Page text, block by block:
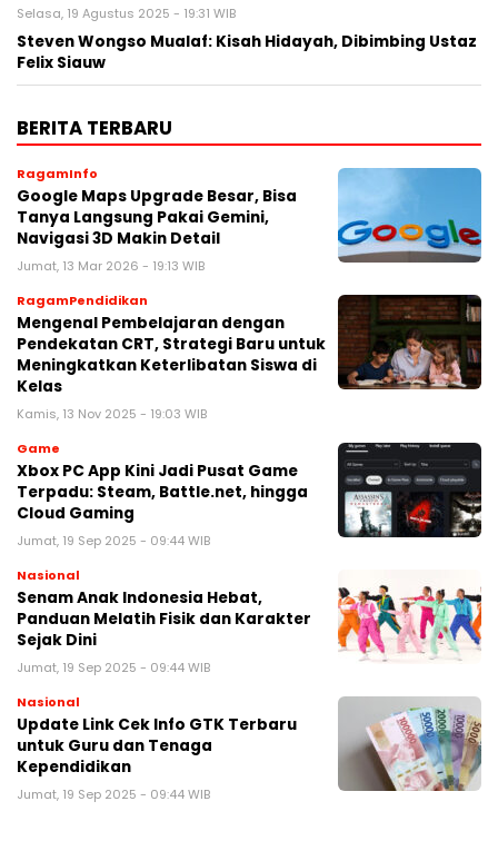
Selasa, 19 Agustus 2025 - 19:31 WIB
Steven Wongso Mualaf: Kisah Hidayah, Dibimbing Ustaz
Felix Siauw
BERITA TERBARU
RagamInfo
Google Maps Upgrade Besar, Bisa
Tanya Langsung Pakai Gemini,
Navigasi 3D Makin Detail
Jumat, 13 Mar 2026 - 19:13 WIB
RagamPendidikan
Mengenal Pembelajaran dengan
Pendekatan CRT, Strategi Baru untuk
Meningkatkan Keterlibatan Siswa di
Kelas
Kamis, 13 Nov 2025 - 19:03 WIB
Game
Xbox PC App Kini Jadi Pusat Game
Terpadu: Steam, Battle.net, hingga
Cloud Gaming
Jumat, 19 Sep 2025 - 09:44 WIB
Nasional
Senam Anak Indonesia Hebat,
Panduan Melatih Fisik dan Karakter
Sejak Dini
Jumat, 19 Sep 2025 - 09:44 WIB
Nasional
Update Link Cek Info GTK Terbaru
untuk Guru dan Tenaga
Kependidikan
Jumat, 19 Sep 2025 - 09:44 WIB